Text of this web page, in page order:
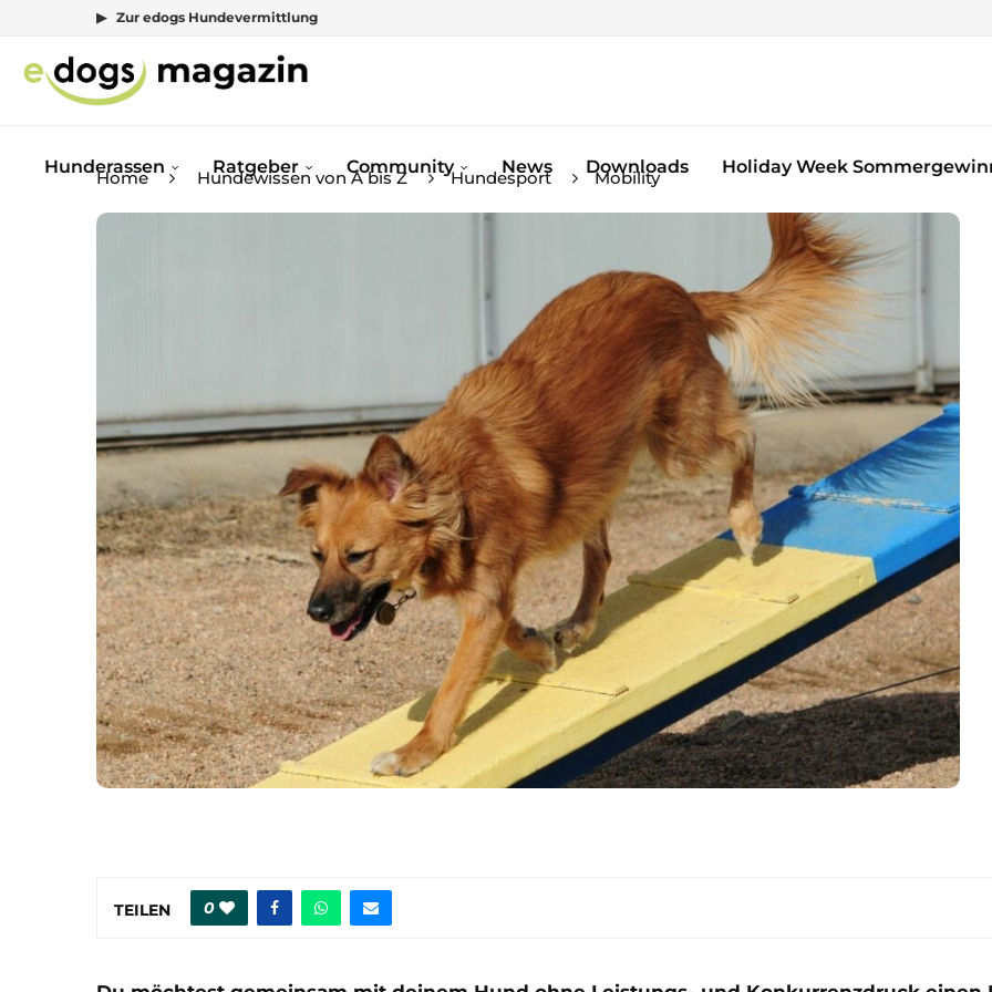
▶ Zur edogs Hundevermittlung
Hunderassen Ratgeber Community News Downloads Holiday Week
Home Hundewissen von A bis Z Hundesport Mobility
TEILEN 0